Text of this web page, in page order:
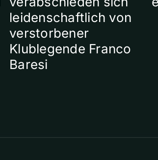
leidenschaftlich von
verstorbener
Klublegende Franco
Baresi